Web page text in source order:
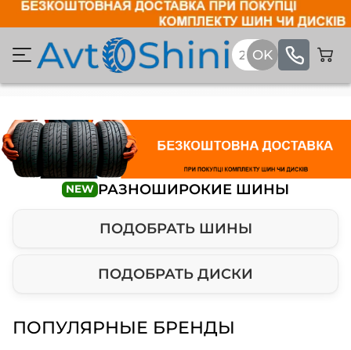
NEW РАЗНОШИРОКИЕ ШИНЫ
ПОДОБРАТЬ ШИНЫ
ПОДОБРАТЬ ДИСКИ
ПОПУЛЯРНЫЕ БРЕНДЫ